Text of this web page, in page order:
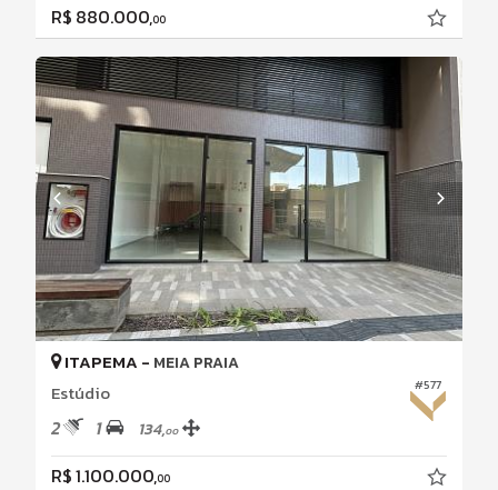
R$ 880.000,00
#577
ITAPEMA - MEIA PRAIA
Estúdio
2 1 134,00
R$ 1.100.000,00